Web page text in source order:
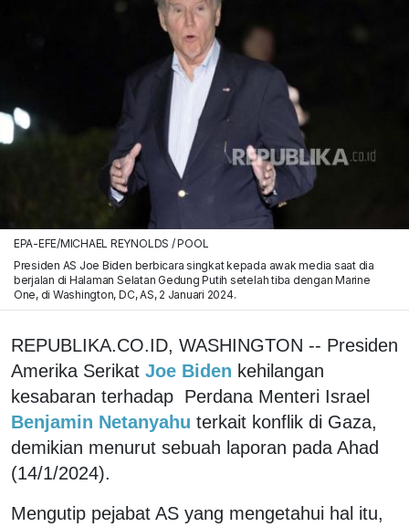
EPA-EFE/MICHAEL REYNOLDS / POOL
Presiden AS Joe Biden berbicara singkat kepada awak media saat dia
berjalan di Halaman Selatan Gedung Putih setelah tiba dengan Marine
One, di Washington, DC, AS, 2 Januari 2024.
REPUBLIKA.CO.ID, WASHINGTON -- Presiden
Amerika Serikat Joe Biden kehilangan
kesabaran terhadap Perdana Menteri Israel
Benjamin Netanyahu terkait konflik di Gaza,
demikian menurut sebuah laporan pada Ahad
(14/1/2024).
Mengutip pejabat AS yang mengetahui hal itu,